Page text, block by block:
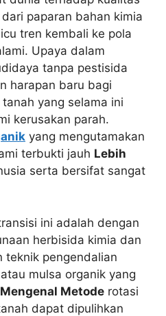
paparan bahan kimia
tren kembali ke pola
Upaya dalam
tanpa pestisida
harapan baru bagi
yang selama ini
kerusakan parah.
yang mengutamakan
terbukti jauh Lebih
serta bersifat sangat
ini adalah dengan
herbisida kimia dan
teknik pengendalian
mulsa organik yang
Mengenal Metode rotasi
dapat dipulihkan